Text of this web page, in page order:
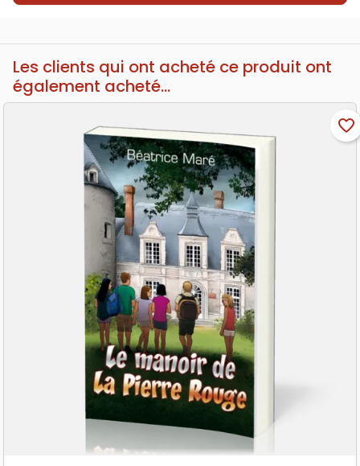
Les clients qui ont acheté ce produit ont
également acheté...
favorite_border